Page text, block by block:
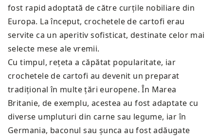
fost rapid adoptată de către curțile nobiliare din
Europa. La început, crochetele de cartofi erau
servite ca un aperitiv sofisticat, destinate celor mai
selecte mese ale vremii.
Cu timpul, rețeta a căpătat popularitate, iar
crochetele de cartofi au devenit un preparat
tradițional în multe țări europene. În Marea
Britanie, de exemplu, acestea au fost adaptate cu
diverse umpluturi din carne sau legume, iar în
Germania, baconul sau șunca au fost adăugate